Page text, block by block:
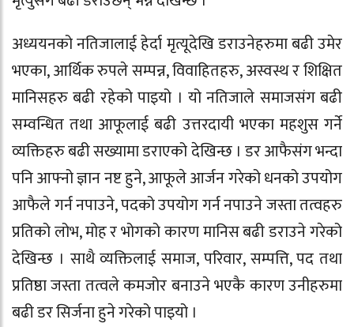
अध्ययनको नतिजालाई हेर्दा मृत्यूदेखि डराउनेहरुमा बढी उमेर
भएका, आर्थिक रुपले सम्पन्न, विवाहितहरु, अस्वस्थ र शिक्षित
मानिसहरु बढी रहेको पाइयो । यो नतिजाले समाजसंग बढी
सम्वन्धित तथा आफूलाई बढी उत्तरदायी भएका महशुस गर्ने
व्यक्तिहरु बढी सख्यामा डराएको देखिन्छ । डर आफैसंग भन्दा
पनि आफ्नो ज्ञान नष्ट हुने, आफूले आर्जन गरेको धनको उपयोग
आफैले गर्न नपाउने, पदको उपयोग गर्न नपाउने जस्ता तत्वहरु
प्रतिको लोभ, मोह र भोगको कारण मानिस बढी डराउने गरेको
देखिन्छ । साथै व्यक्तिलाई समाज, परिवार, सम्पत्ति, पद तथा
प्रतिष्ठा जस्ता तत्वले कमजोर बनाउने भएकै कारण उनीहरुमा
बढी डर सिर्जना हुने गरेको पाइयो ।